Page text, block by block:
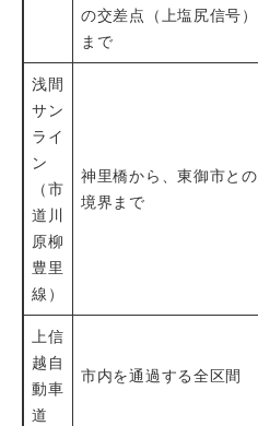
の交差点（上塩尻信号）
まで
浅間
サン
ライ
ン
（市
道川
原柳
豊里
線）
神里橋から、東御市との
境界まで
上信
越自
動車
道
市内を通過する全区間